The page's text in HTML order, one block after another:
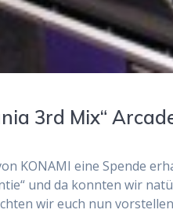
3rd Mix“
KONAMI eine Spende
und da konnten wir
wir euch nun